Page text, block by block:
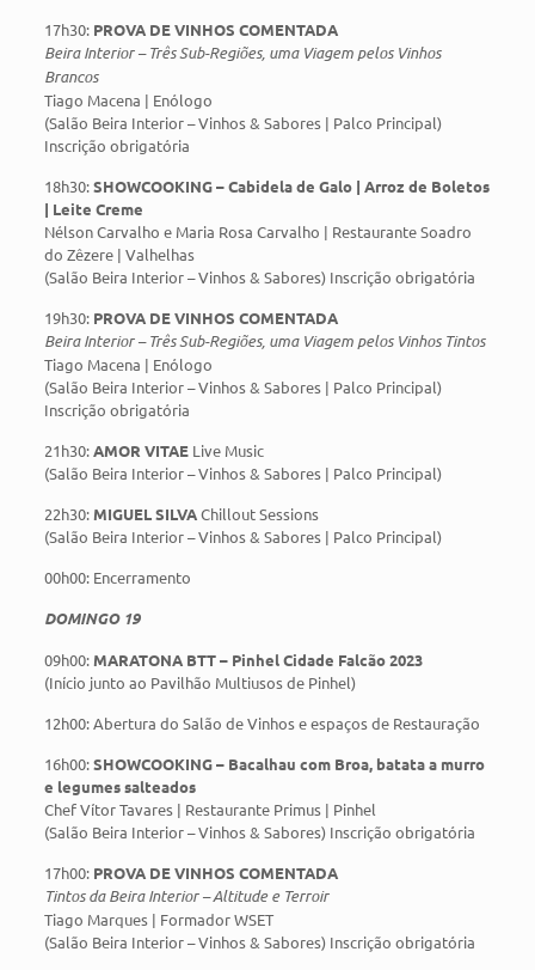
17h30: PROVA DE VINHOS COMENTADA
Beira Interior – Três Sub-Regiões, uma Viagem pelos Vinhos
Brancos
Tiago Macena | Enólogo
(Salão Beira Interior – Vinhos & Sabores | Palco Principal)
Inscrição obrigatória
18h30:SHOWCOOKING – Cabidela de Galo | Arroz de Boletos
| Leite Creme
Nélson Carvalho e Maria Rosa Carvalho | Restaurante Soadro
do Zêzere | Valhelhas
(Salão Beira Interior – Vinhos & Sabores) Inscrição obrigatória
19h30: PROVA DE VINHOS COMENTADA
Beira Interior – Três Sub-Regiões, uma Viagem pelos Vinhos Tintos
Tiago Macena | Enólogo
(Salão Beira Interior – Vinhos & Sabores | Palco Principal)
Inscrição obrigatória
21h30:AMOR VITAELive Music
(Salão Beira Interior – Vinhos & Sabores | Palco Principal)
22h30: MIGUEL SILVAChillout Sessions
(Salão Beira Interior – Vinhos & Sabores | Palco Principal)
00h00: Encerramento
DOMINGO 19
09h00: MARATONA BTT – Pinhel Cidade Falcão 2023
(Início junto ao Pavilhão Multiusos de Pinhel)
12h00: Abertura do Salão de Vinhos e espaços de Restauração
16h00:SHOWCOOKING – Bacalhau com Broa, batata a murro
e legumes salteados
Chef Vítor Tavares | Restaurante Primus | Pinhel
(Salão Beira Interior – Vinhos & Sabores) Inscrição obrigatória
17h00: PROVA DE VINHOS COMENTADA
Tintos da Beira Interior – Altitude e Terroir
Tiago Marques | Formador WSET
(Salão Beira Interior – Vinhos & Sabores) Inscrição obrigatória